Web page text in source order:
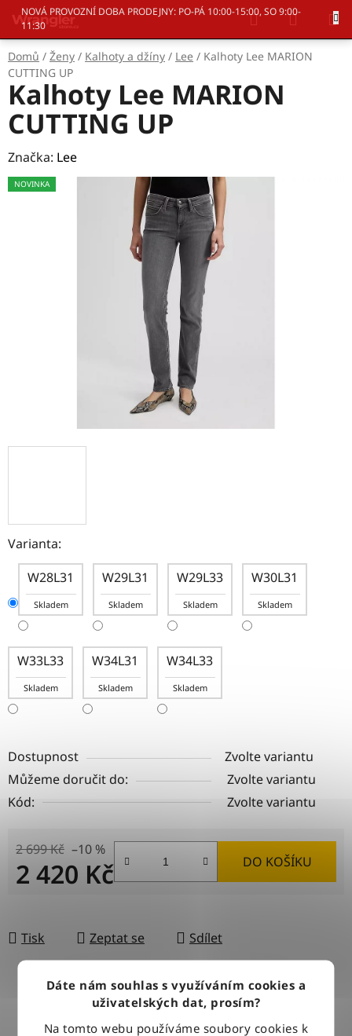
Dáte nám souhlas s využíváním cookies a
uživatelských dat, prosím?
Na tomto webu používáme soubory cookies k
Přejít
obsah
NOVÁ PROVOZNÍ DOBA PRODEJNY: PO-PÁ 10:00-15:00, SO 9:00-
11:30
Hledat
KOŠÍK
Domů / Ženy / Kalhoty a džíny / Lee / Kalhoty Lee MARION
CUTTING UP
Varianta:
W28L31
Skladem
W29L31
Skladem
W29L33
Skladem
W30L31
Skladem
W33L33
Skladem
W34L31
Skladem
W34L33
Skladem
Dostupnost
Zvolte variantu
Můžeme doručit do:
Zvolte variantu
Kód:
Zvolte variantu
2 699 Kč –10 %
2 420 Kč DO KOŠÍKU
Tisk Zeptat se Sdílet
Kalhoty Lee MARION
CUTTING UP
Značka: Lee
NOVINKA
DOPRAVA ZDARMA